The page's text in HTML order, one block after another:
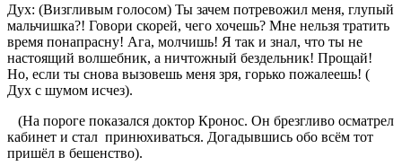
Дух: (Визгливым голосом) Ты зачем потревожил меня, глупый
мальчишка?! Говори скорей, чего хочешь? Мне нельзя тратить
время понапрасну! Ага, молчишь! Я так и знал, что ты не
настоящий волшебник, а ничтожный бездельник! Прощай!
Но, если ты снова вызовешь меня зря, горько пожалеешь! (
Дух с шумом исчез).
(На пороге показался доктор Кронос. Он брезгливо осматрел
кабинет и стал принюхиваться. Догадывшись обо всём тот
пришёл в бешенство).